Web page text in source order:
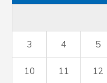
3 4 5
10 11 12